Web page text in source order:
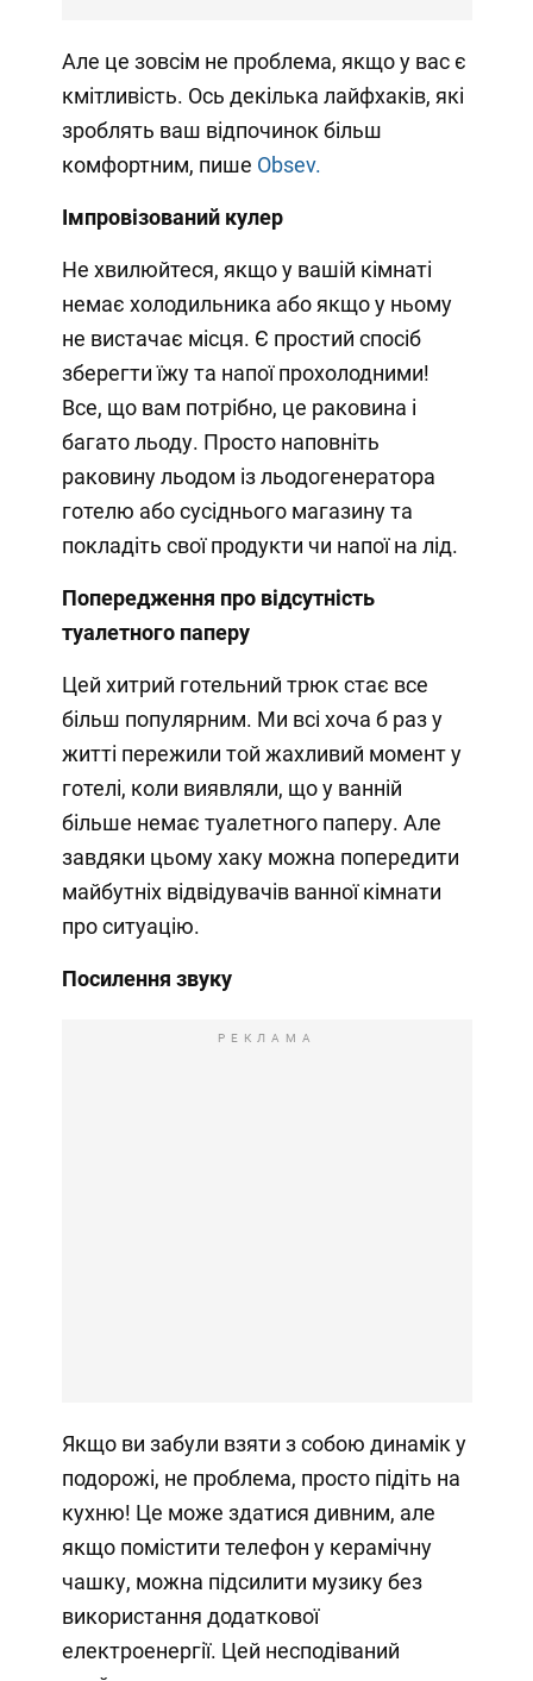
Але це зовсім не проблема, якщо у вас є
кмітливість. Ось декілька лайфхаків, які
зроблять ваш відпочинок більш
комфортним, пише Obsev.
Імпровізований кулер
Не хвилюйтеся, якщо у вашій кімнаті
немає холодильника або якщо у ньому
не вистачає місця. Є простий спосіб
зберегти їжу та напої прохолодними!
Все, що вам потрібно, це раковина і
багато льоду. Просто наповніть
раковину льодом із льодогенератора
готелю або сусіднього магазину та
покладіть свої продукти чи напої на лід.
Попередження про відсутність
туалетного паперу
Цей хитрий готельний трюк стає все
більш популярним. Ми всі хоча б раз у
житті пережили той жахливий момент у
готелі, коли виявляли, що у ванній
більше немає туалетного паперу. Але
завдяки цьому хаку можна попередити
майбутніх відвідувачів ванної кімнати
про ситуацію.
Посилення звуку
РЕКЛАМА
Якщо ви забули взяти з собою динамік у
подорожі, не проблема, просто підіть на
кухню! Це може здатися дивним, але
якщо помістити телефон у керамічну
чашку, можна підсилити музику без
використання додаткової
електроенергії. Цей несподіваний